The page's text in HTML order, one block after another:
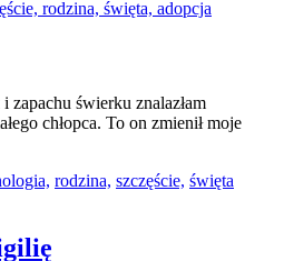
zapachu świerku znalazłam
chłopca. To on zmienił moje
rodzina, szczęście, święta